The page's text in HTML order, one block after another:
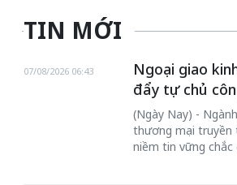
TIN MỚI
Ngoại giao
đẩy tự chủ
07/08/2026 06:43
(Ngày Nay) -
thương mại truyền
niềm tin vững